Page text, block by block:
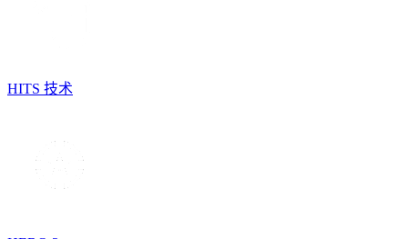
HITS 技术